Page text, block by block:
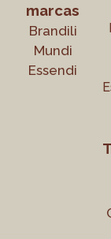
marcas
Brandili
Mundi
Essendi